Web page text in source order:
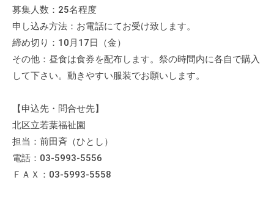
募集人数：25名程度
申し込み方法：お電話にてお受け致します。
締め切り：10月17日（金）
その他：昼食は食券を配布します。祭の時間内に各自で購入
して下さい。動きやすい服装でお願いします。
【申込先・問合せ先】
北区立若葉福祉園
担当：前田斉（ひとし）
電話：03-5993-5556
ＦＡＸ：03-5993-5558